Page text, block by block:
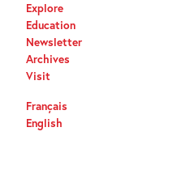
Explore
Education
Newsletter
Archives
Visit
Français
English